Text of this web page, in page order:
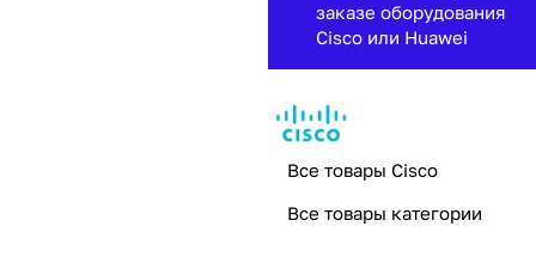
заказе оборудования
Cisco или Huawei
Все товары Cisco
Все товары категории